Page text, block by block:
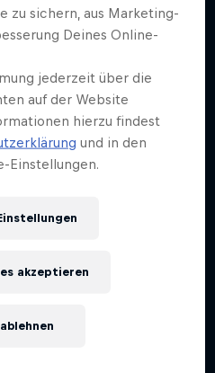
zu sichern, aus Marketing-
Deines Online-
jederzeit über die
auf der Website
hierzu findest
und in den
Einstellungen.
akzeptieren